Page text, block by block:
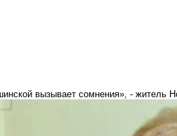
вызывает сомнения», - житель